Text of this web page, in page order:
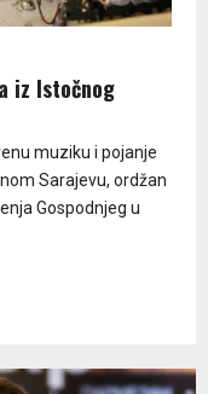
iz Istočnog
muziku i pojanje
Sarajevu, ordžan
Gospodnjeg u